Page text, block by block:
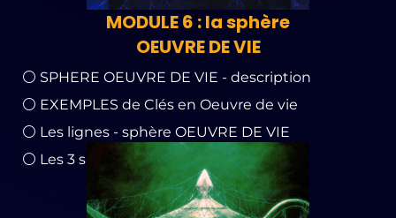
MODULE 6 : la sphère
OEUVRE DE VIE
⚪ SPHERE OEUVRE DE VIE - description
⚪ EXEMPLES de Clés en Oeuvre de vie
⚪ Les lignes - sphère OEUVRE DE VIE
⚪ Les 3 spectres de fréquences de la Clé